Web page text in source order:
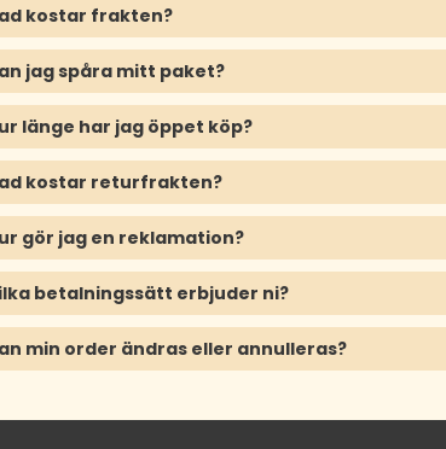
kostar frakten?
jag spåra mitt paket?
länge har jag öppet köp?
kostar returfrakten?
gör jag en reklamation?
betalningssätt erbjuder ni?
min order ändras eller annulleras?